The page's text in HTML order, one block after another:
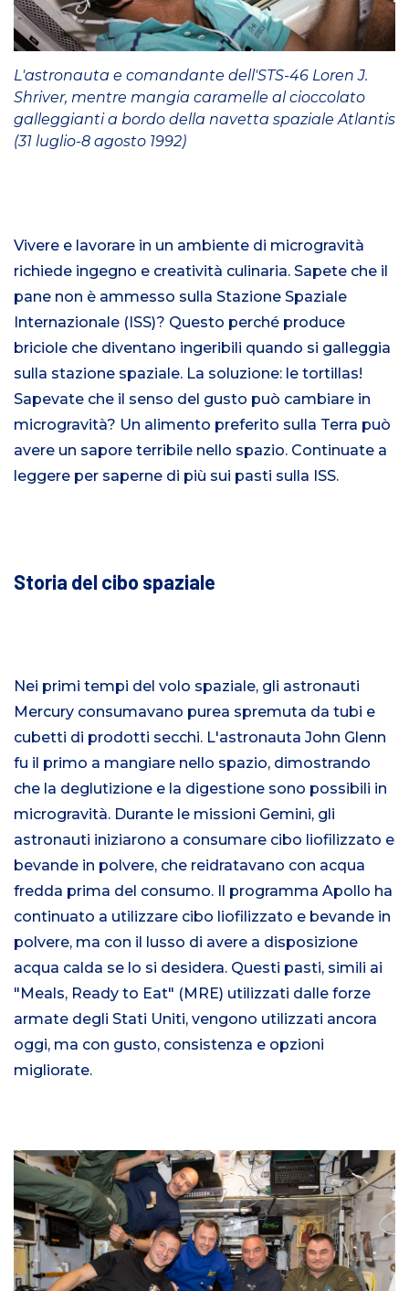
L'astronauta e comandante dell'STS-46 Loren J.
Shriver, mentre mangia caramelle al cioccolato
galleggianti a bordo della navetta spaziale Atlantis
(31 luglio-8 agosto 1992)
Vivere e lavorare in un ambiente di microgravità
richiede ingegno e creatività culinaria. Sapete che il
pane non è ammesso sulla Stazione Spaziale
Internazionale (ISS)? Questo perché produce
briciole che diventano ingeribili quando si galleggia
sulla stazione spaziale. La soluzione: le tortillas!
Sapevate che il senso del gusto può cambiare in
microgravità? Un alimento preferito sulla Terra può
avere un sapore terribile nello spazio. Continuate a
leggere per saperne di più sui pasti sulla ISS.
Storia del cibo spaziale
Nei primi tempi del volo spaziale, gli astronauti
Mercury consumavano purea spremuta da tubi e
cubetti di prodotti secchi. L'astronauta John Glenn
fu il primo a mangiare nello spazio, dimostrando
che la deglutizione e la digestione sono possibili in
microgravità. Durante le missioni Gemini, gli
astronauti iniziarono a consumare cibo liofilizzato e
bevande in polvere, che reidratavano con acqua
fredda prima del consumo. Il programma Apollo ha
continuato a utilizzare cibo liofilizzato e bevande in
polvere, ma con il lusso di avere a disposizione
acqua calda se lo si desidera. Questi pasti, simili ai
"Meals, Ready to Eat" (MRE) utilizzati dalle forze
armate degli Stati Uniti, vengono utilizzati ancora
oggi, ma con gusto, consistenza e opzioni
migliorate.